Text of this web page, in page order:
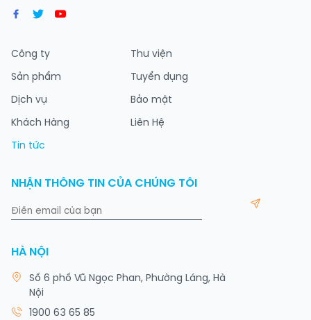
Công ty
Sản phẩm
Dịch vụ
Khách Hàng
Tin tức
Thư viện
Tuyển dụng
Bảo mật
Liên Hệ
NHẬN THÔNG TIN CỦA CHÚNG TÔI
HÀ NỘI
Số 6 phố Vũ Ngọc Phan, Phường Láng, Hà
Nội
1900 63 65 85